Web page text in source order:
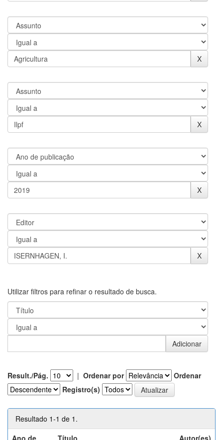
Utilizar filtros para refinar o resultado de busca.
Result./Pág. | Ordenar por
Ordenar
Registro(s)
Resultado 1-1 de 1.
Ano de
Título Autor(es)